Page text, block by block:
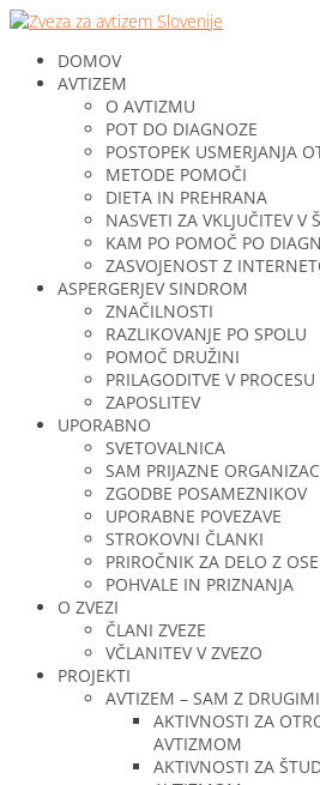
DOMOV
AVTIZEM
O AVTIZMU
POT DO DIAGNOZE
POSTOPEK USMERJANJA
METODE POMOČI
DIETA IN PREHRANA
NASVETI ZA VKLJUČITEV V
KAM PO POMOČ PO
ZASVOJENOST Z
ASPERGERJEV SINDROM
ZNAČILNOSTI
RAZLIKOVANJE PO SPOLU
POMOČ DRUŽINI
PRILAGODITVE V
ZAPOSLITEV
UPORABNO
SVETOVALNICA
SAM PRIJAZNE
ZGODBE POSAMEZNIKOV
UPORABNE POVEZAVE
STROKOVNI ČLANKI
PRIROČNIK ZA DELO Z
POHVALE IN PRIZNANJA
O ZVEZI
ČLANI ZVEZE
VČLANITEV V ZVEZO
PROJEKTI
AVTIZEM – SAM Z
AKTIVNOSTI ZA
AVTIZMOM
AKTIVNOSTI ZA